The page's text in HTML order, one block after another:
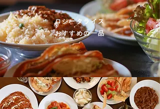
ロシータライス
​おすすめの一品